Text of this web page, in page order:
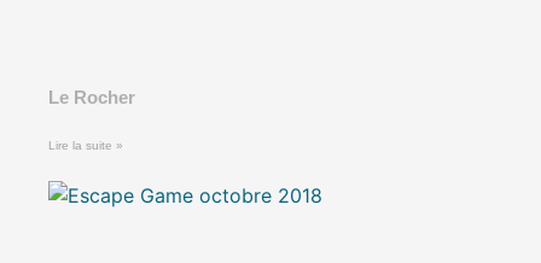
Le Rocher
Lire la suite »